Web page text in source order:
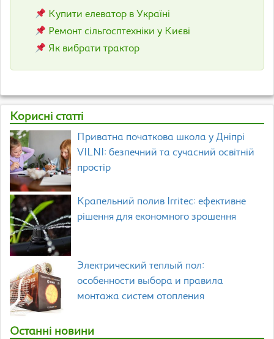
Купити елеватор в Україні
Ремонт сільгосптехніки у Києві
Як вибрати трактор
Корисні статті
Приватна початкова школа у Дніпрі
VILNI: безпечний та сучасний освітній
простір
Крапельний полив Irritec: ефективне
рішення для економного зрошення
Электрический теплый пол:
особенности выбора и правила
монтажа систем отопления
Останні новини